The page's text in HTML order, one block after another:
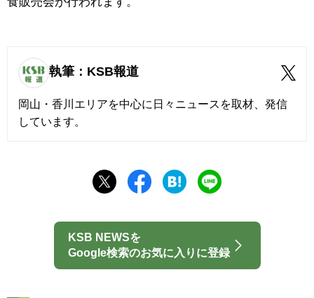
執筆：KSB報道
岡山・香川エリアを中心に日々ニュースを取材、発信
しています。
KSB NEWSを
Google検索のお気に入りに登録